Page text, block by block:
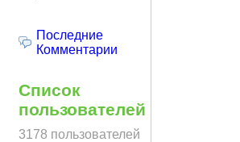
Последние
Комментарии
Список
пользователей
3178 пользователей